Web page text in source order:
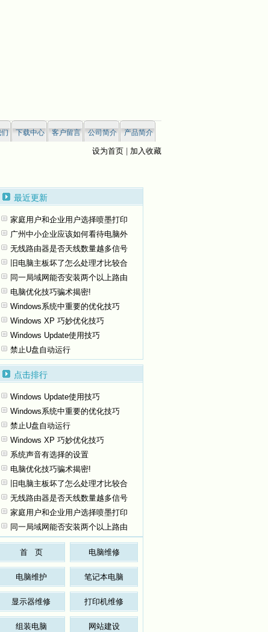
下载中心 客户留言 公司简介 产品简介
设为首页 加入收藏
最近更新
家庭用户和企业用户选择喷墨打印
广州中小企业应该如何看待电脑外
无线路由器是否天线数量越多信号
旧电脑主板坏了怎么处理才比较合
同一局域网能否安装两个以上路由
电脑优化技巧骗术揭密!
Windows系统中重要的优化技巧
Windows XP 巧妙优化技巧
Windows Update使用技巧
禁止U盘自动运行
点击排行
Windows Update使用技巧
Windows系统中重要的优化技巧
禁止U盘自动运行
Windows XP 巧妙优化技巧
系统声音有选择的设置
电脑优化技巧骗术揭密!
旧电脑主板坏了怎么处理才比较合
无线路由器是否天线数量越多信号
家庭用户和企业用户选择喷墨打印
同一局域网能否安装两个以上路由
首 页 电脑维修
电脑维护 笔记本电脑
显示器维修 打印机维修
组装电脑 网站建设